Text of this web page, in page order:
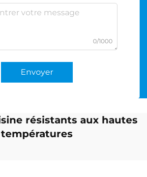
0/1000
Envoyer
résistants aux hautes
températures